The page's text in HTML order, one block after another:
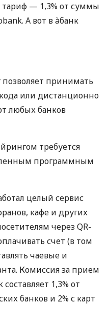
— 1,3% от суммы
А вот в àбанк
позволяет принимать
или дистанционно
любых банков
требуется
программным
целый сервис
кафе и других
через QR-
счет (в том
чаевые и
Комиссия за прием
1,3% от
банков и 2% с карт